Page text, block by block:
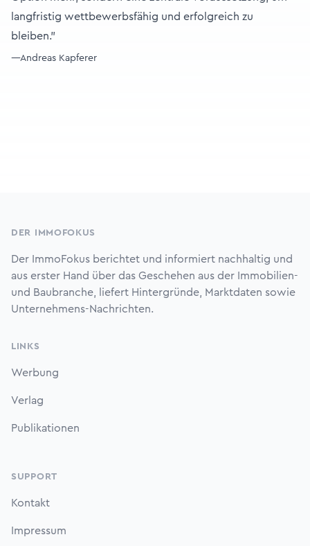
langfristig wettbewerbsfähig und erfolgreich zu
bleiben."
—Andreas Kapferer
DER IMMOFOKUS
Der ImmoFokus berichtet und informiert nachhaltig und
aus erster Hand über das Geschehen aus der Immobilien-
und Baubranche, liefert Hintergründe, Marktdaten sowie
Unternehmens-Nachrichten.
LINKS
Werbung
Verlag
Publikationen
SUPPORT
Kontakt
Impressum